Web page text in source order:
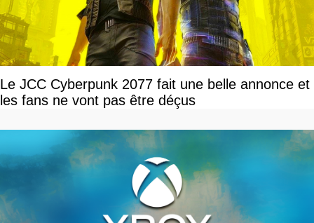
Le JCC Cyberpunk 2077 fait une belle annonce et
les fans ne vont pas être déçus